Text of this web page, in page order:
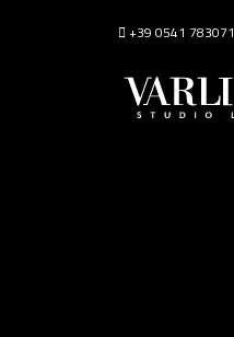
+39 0541 783071